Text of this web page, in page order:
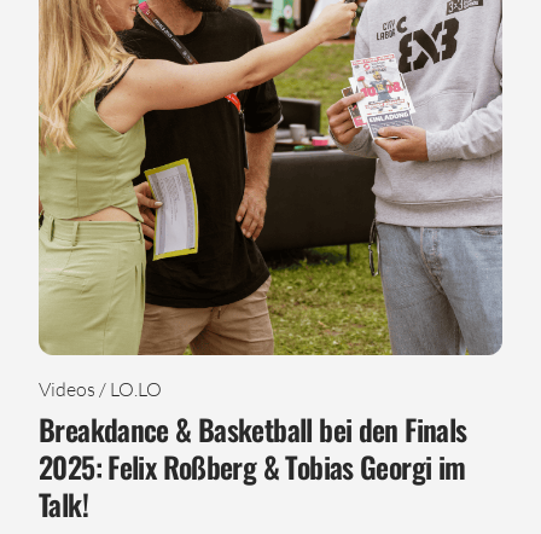
Videos / LO.LO
Breakdance & Basketball bei den Finals
2025: Felix Roßberg & Tobias Georgi im
Talk!